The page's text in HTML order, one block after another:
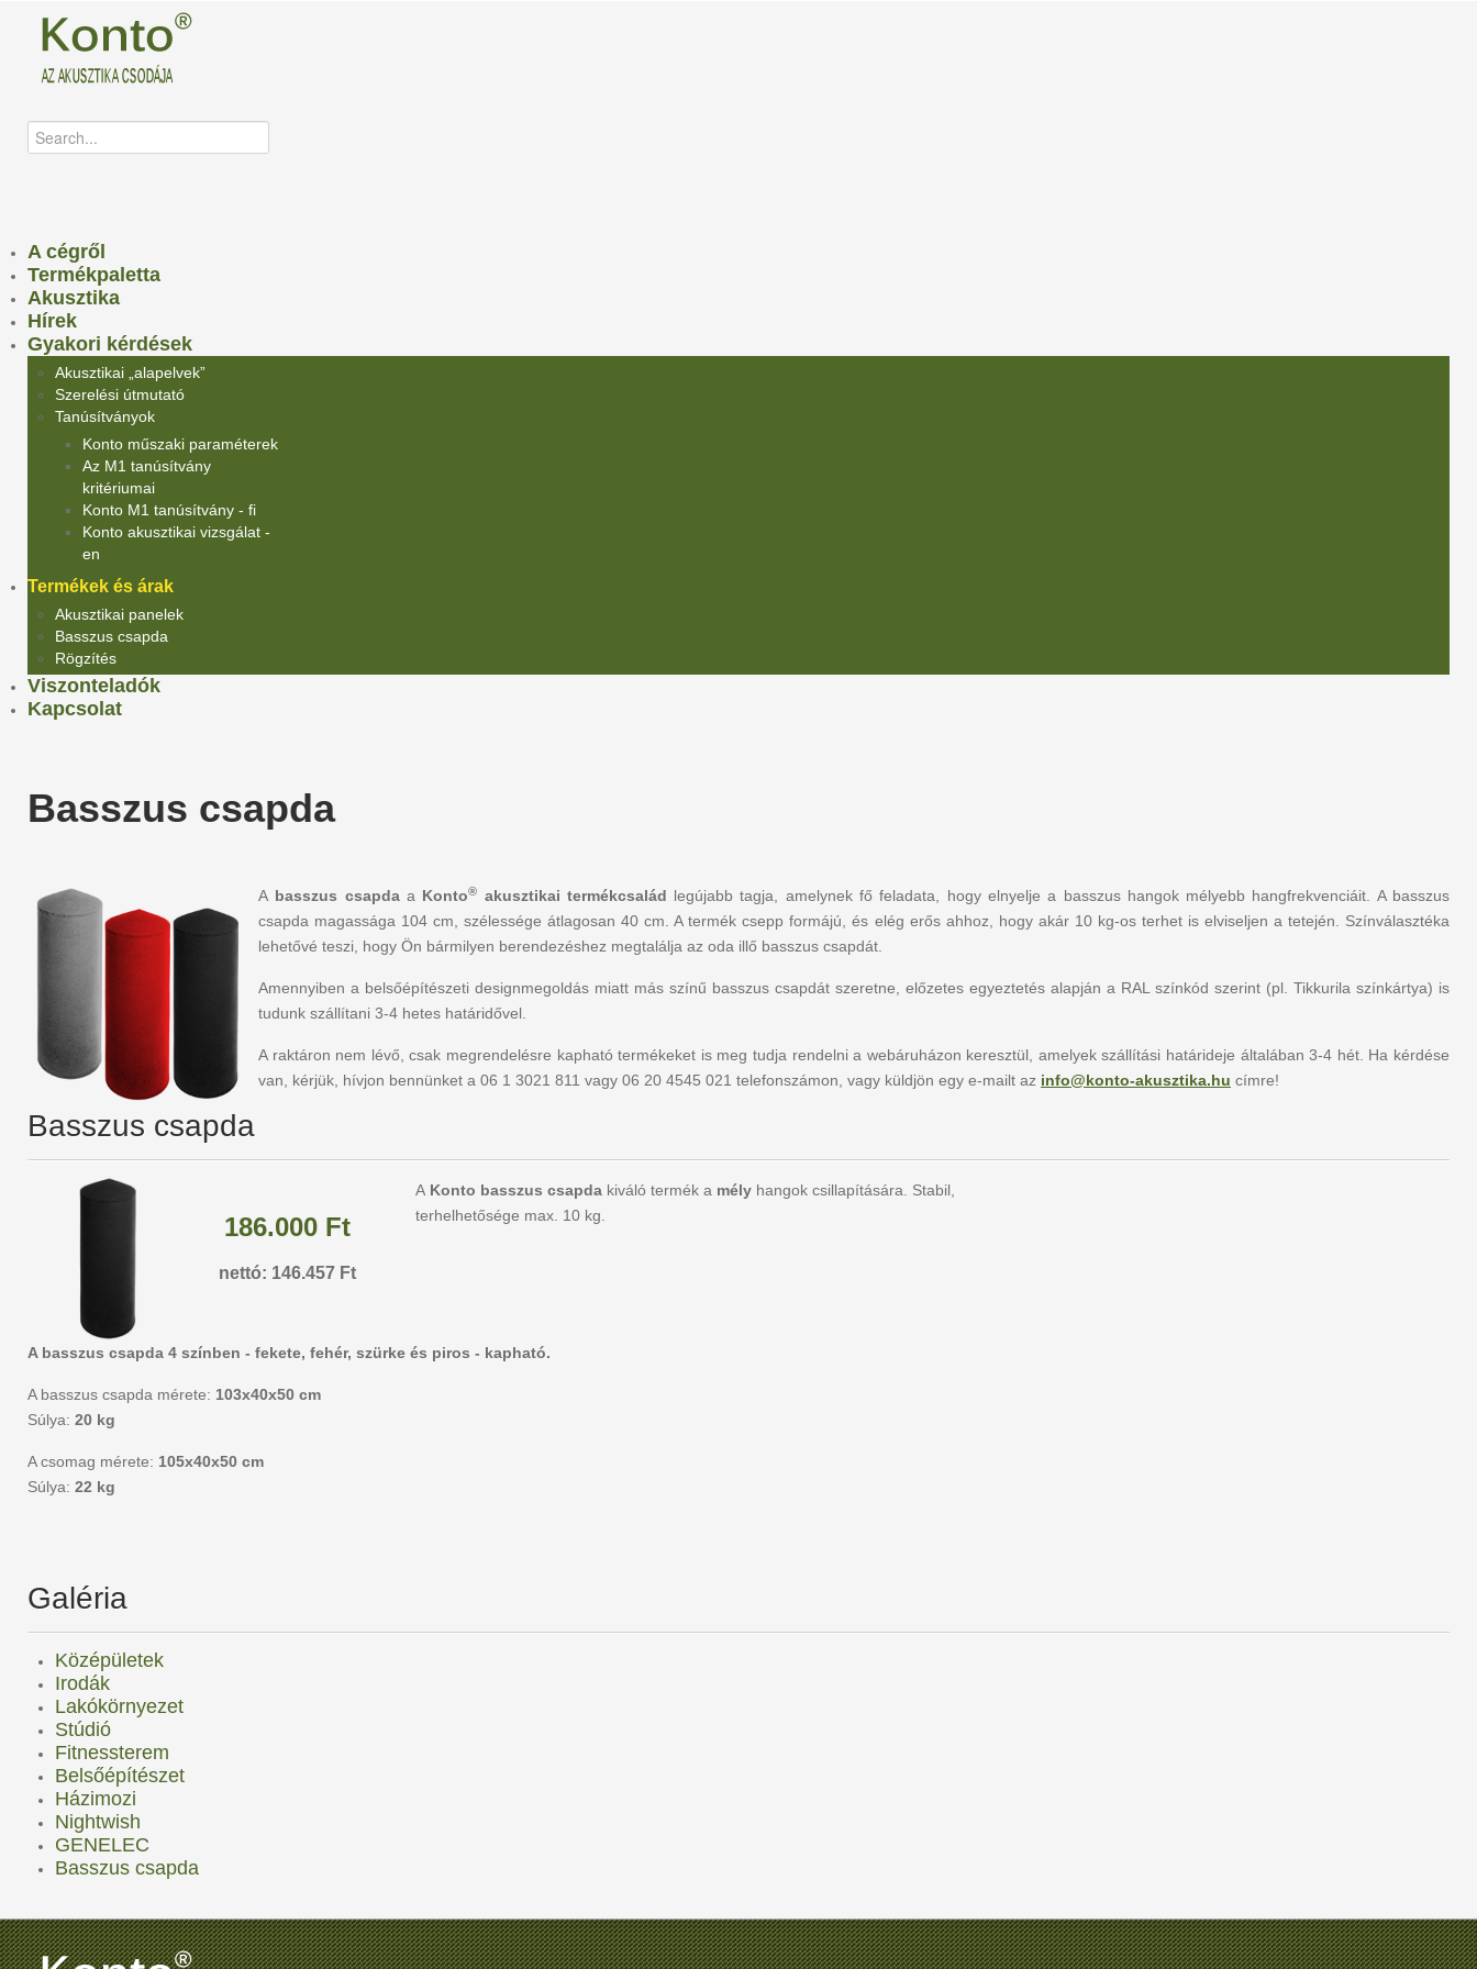
A cégről
Termékpaletta
Akusztika
Hírek
Gyakori kérdések
Akusztikai „alapelvek”
Szerelési útmutató
Tanúsítványok
Konto műszaki paraméterek
Az M1 tanúsítvány
kritériumai
Konto M1 tanúsítvány - fi
Konto akusztikai vizsgálat -
en
Termékek és árak
Akusztikai panelek
Basszus csapda
Rögzítés
Viszonteladók
Kapcsolat
Basszus csapda
A basszus csapdaa Konto® akusztikai termékcsalád legújabb tagja, amelynek fő feladata, hogy elnyelje a basszus hangok mélyebb hangfrekvenciáit. A basszus
csapda magassága 104 cm, szélessége átlagosan 40 cm. A termék csepp formájú, és elég erős ahhoz, hogy akár 10 kg-os terhet is elviseljen a tetején. Színválasztéka
lehetővé teszi, hogy Ön bármilyen berendezéshez megtalálja az oda illő basszus csapdát.
Amennyiben a belsőépítészeti designmegoldás miatt más színű basszus csapdát szeretne, előzetes egyeztetés alapján a RAL színkód szerint (pl. Tikkurila színkártya) is
tudunk szállítani 3-4 hetes határidővel.
A raktáron nem lévő, csak megrendelésre kapható termékeket is meg tudja rendelni a webáruházon keresztül, amelyek szállítási határideje általában 3-4 hét. Ha kérdése
van, kérjük, hívjon bennünket a 06 1 3021 811 vagy 06 20 4545 021 telefonszámon, vagy küldjön egy e-mailt az info@konto-akusztika.hu címre!
Basszus csapda
186.000 Ft
nettó: 146.457 Ft
A Konto basszus csapda kiváló termék a mély hangok csillapítására. Stabil,
terhelhetősége max. 10 kg.
A basszus csapda 4 színben - fekete, fehér, szürke és piros - kapható.
A basszus csapda mérete: 103x40x50 cm
Súlya: 20 kg
A csomag mérete: 105x40x50 cm
Súlya: 22 kg
Galéria
Középületek
Irodák
Lakókörnyezet
Stúdió
Fitnessterem
Belsőépítészet
Házimozi
Nightwish
GENELEC
Basszus csapda